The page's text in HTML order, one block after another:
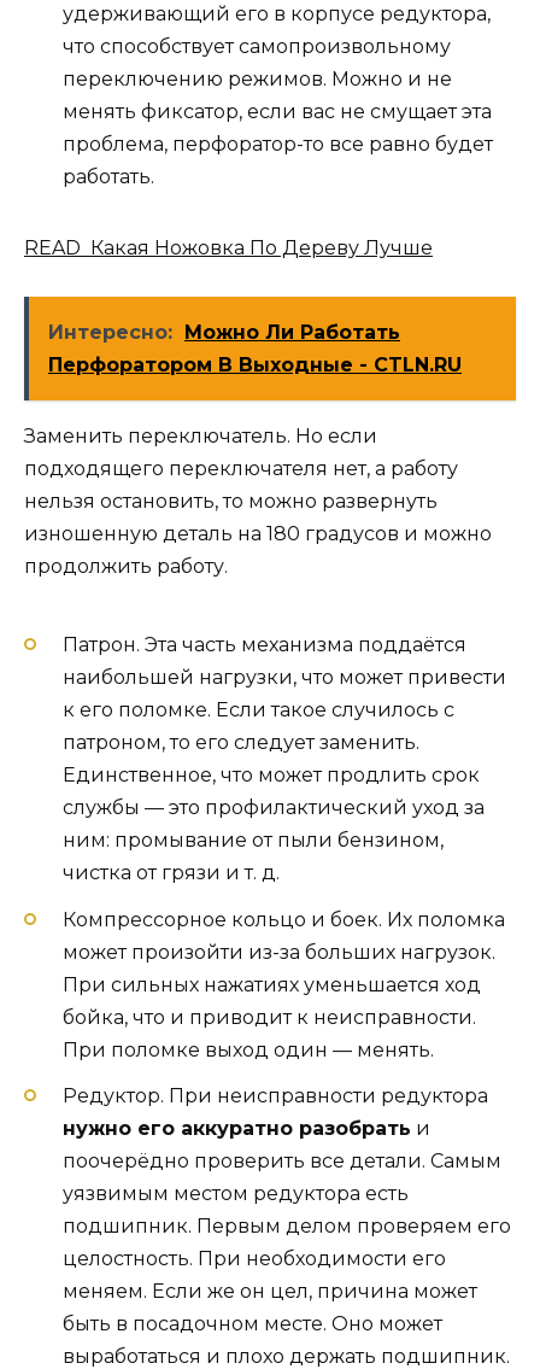
удерживающий его в корпусе редуктора,
что способствует самопроизвольному
переключению режимов. Можно и не
менять фиксатор, если вас не смущает эта
проблема, перфоратор-то все равно будет
работать.
READ Какая Ножовка По Дереву Лучше
Интересно: Можно Ли Работать
Перфоратором В Выходные - CTLN.RU
Заменить переключатель. Но если
подходящего переключателя нет, а работу
нельзя остановить, то можно развернуть
изношенную деталь на 180 градусов и можно
продолжить работу.
Патрон. Эта часть механизма поддаётся
наибольшей нагрузки, что может привести
к его поломке. Если такое случилось с
патроном, то его следует заменить.
Единственное, что может продлить срок
службы — это профилактический уход за
ним: промывание от пыли бензином,
чистка от грязи и т. д.
Компрессорное кольцо и боек. Их поломка
может произойти из-за больших нагрузок.
При сильных нажатиях уменьшается ход
бойка, что и приводит к неисправности.
При поломке выход один — менять.
Редуктор. При неисправности редуктора
нужно его аккуратно разобрать и
поочерёдно проверить все детали. Самым
уязвимым местом редуктора есть
подшипник. Первым делом проверяем его
целостность. При необходимости его
меняем. Если же он цел, причина может
быть в посадочном месте. Оно может
выработаться и плохо держать подшипник.